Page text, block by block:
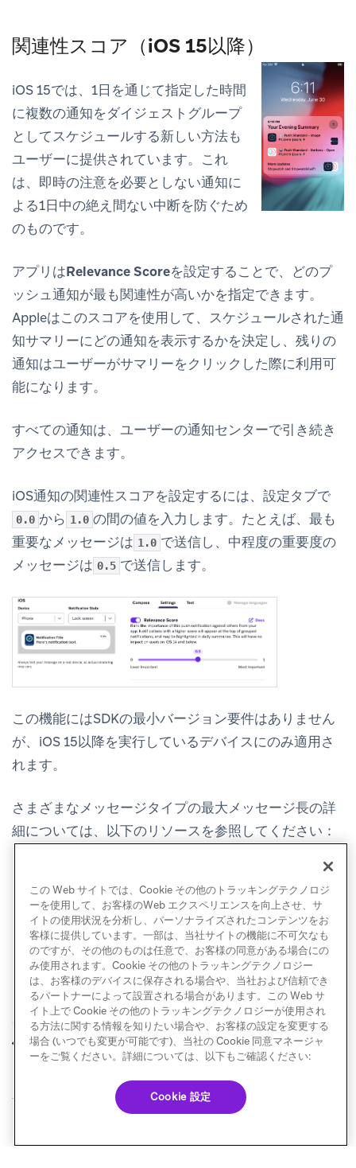
関連性スコア（iOS 15以降）
iOS 15では、1日を通じて指定した時間
に複数の通知をダイジェストグループ
としてスケジュールする新しい方法も
ユーザーに提供されています。これ
は、即時の注意を必要としない通知に
よる1日中の絶え間ない中断を防ぐため
のものです。
アプリはRelevance Scoreを設定することで、どのプ
ッシュ通知が最も関連性が高いかを指定できます。
Appleはこのスコアを使用して、スケジュールされた通
知サマリーにどの通知を表示するかを決定し、残りの
通知はユーザーがサマリーをクリックした際に利用可
能になります。
すべての通知は、ユーザーの通知センターで引き続き
アクセスできます。
iOS通知の関連性スコアを設定するには、 設定タブで
0.0 から 1.0 の間の値を入力します。たとえば、最も
重要なメッセージは 1.0 で送信し、中程度の重要度の
メッセージは 0.5 で送信します。
この機能にはSDKの最小バージョン要件はありません
が、iOS 15以降を実行しているデバイスにのみ適用さ
れます。
さまざまなメッセージタイプの最大メッセージ長の詳
細については、以下のリソースを参照してください：
iOS文字数ガイドライン
前へ iOSオプション 次へ
カスタムアプリアイ
コン機能 (iOS 10.3)
© Braze. All Rights Reserved Privacy Policy
この Web サイトでは、Cookie その他のトラッキングテクノロジ
ーを使用して、お客様のWeb エクスペリエンスを向上させ、サ
イトの使用状況を分析し、パーソナライズされたコンテンツをお
客様に提供しています。一部は、当社サイトの機能に不可欠なも
のですが、その他のものは任意で、お客様の同意がある場合にの
み使用されます。Cookie その他のトラッキングテクノロジー
は、お客様のデバイスに保存される場合や、当社および信頼でき
るパートナーによって設置される場合があります。この Web サ
イト上で Cookie その他のトラッキングテクノロジーが使用され
る方法に関する情報を知りたい場合や、お客様の設定を変更する
場合 (いつでも変更が可能です)、当社の Cookie 同意マネージャ
ーをご覧ください。詳細については、以下もご確認ください:
Cookie 設定